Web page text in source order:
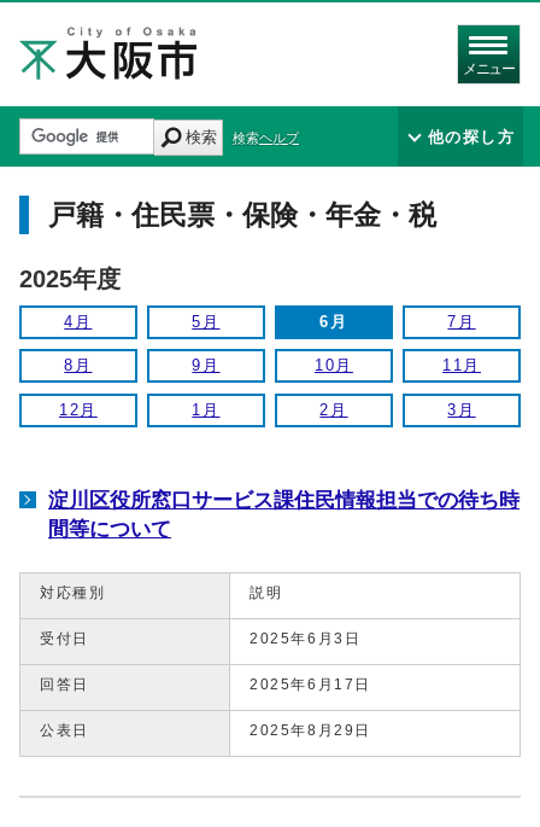
メニュー
検索 検索ヘルプ 他の探し方
戸籍・住民票・保険・年金・税
2025年度
4月 5月 6月 7月
8月 9月 10月 11月
12月 1月 2月 3月
淀川区役所窓口サービス課住民情報担当での待ち時
間等について
対応種別 説明
受付日 2025年6月3日
回答日 2025年6月17日
公表日 2025年8月29日